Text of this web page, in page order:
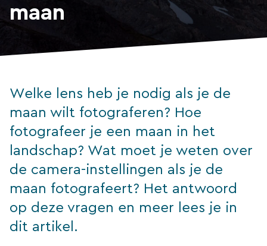
maan
Welke lens heb je nodig als je de
maan wilt fotograferen? Hoe
fotografeer je een maan in het
landschap? Wat moet je weten over
de camera-instellingen als je de
maan fotografeert? Het antwoord
op deze vragen en meer lees je in
dit artikel.